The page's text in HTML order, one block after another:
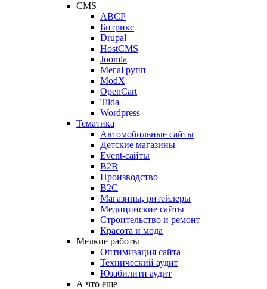
CMS
ABCP
Битрикс
Drupal
HostCMS
Joomla
МегаГрупп
ModX
OpenCart
Tilda
Wordpress
Тематика
Автомобильные сайты
Детские магазины
Event-сайты
B2B
Производство
B2C
Магазины, ритейлеры
Медицинские сайты
Строительство и ремонт
Красота и мода
Мелкие работы
Оптимизация сайта
Технический аудит
Юзабилити аудит
А что еще